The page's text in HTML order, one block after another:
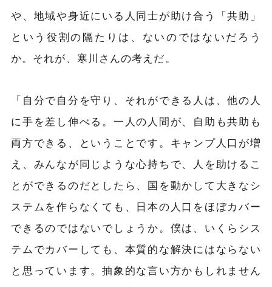
や、地域や身近にいる人同士が助け合う「共助」
という役割の隔たりは、ないのではないだろう
か。それが、寒川さんの考えだ。
「自分で自分を守り、それができる人は、他の人
に手を差し伸べる。一人の人間が、自助も共助も
両方できる、ということです。キャンプ人口が増
え、みんなが同じような心持ちで、人を助けるこ
とができるのだとしたら、国を動かして大きなシ
ステムを作らなくても、日本の人口をほぼカバー
できるのではないでしょうか。僕は、いくらシス
テムでカバーしても、本質的な解決にはならない
と思っています。抽象的な言い方かもしれません